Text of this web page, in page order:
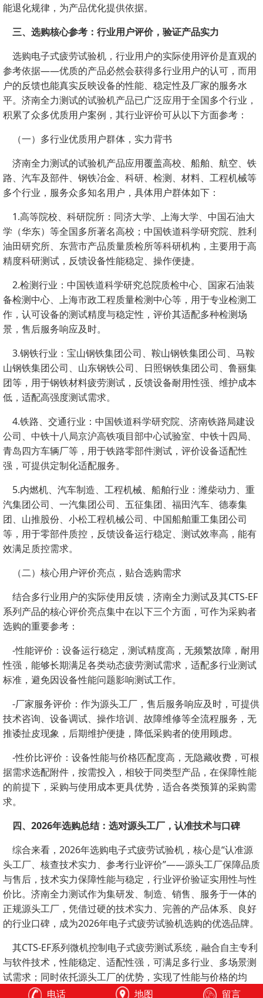
能退化规律，为产品优化提供依据。
三、选购核心参考：行业用户评价，验证产品实力
选购电子式疲劳试验机，行业用户的实际使用评价是直观的
参考依据——优质的产品必然会获得多行业用户的认可，而用
户的反馈也能真实反映设备的性能、稳定性及厂家的服务水
平。济南全力测试的试验机产品已广泛应用于全国多个行业，
积累了众多优质用户案例，其行业评价可从以下方面参考：
（一）多行业优质用户群体，实力背书
济南全力测试的试验机产品应用覆盖高校、船舶、航空、铁
路、汽车及部件、钢铁冶金、科研、检测、材料、工程机械等
多个行业，服务众多知名用户，具体用户群体如下：
1.高等院校、科研院所：同济大学、上海大学、中国石油大
学（华东）等全国多所著名高校；中国铁道科学研究院、胜利
油田研究所、东营市产品质量质检所等科研机构，主要用于高
精度科研测试，反馈设备性能稳定、操作便捷。
2.检测行业：中国铁道科学研究总院质检中心、国家石油装
备检测中心、上海市政工程质量检测中心等，用于专业检测工
作，认可设备的测试精度与稳定性，评价其适配多种检测场
景，售后服务响应及时。
3.钢铁行业：宝山钢铁集团公司、鞍山钢铁集团公司、马鞍
山钢铁集团公司、山东钢铁公司、日照钢铁集团公司、鲁丽集
团等，用于钢铁材料疲劳测试，反馈设备耐用性强、维护成本
低，适配高强度测试需求。
4.铁路、交通行业：中国铁道科学研究院、济南铁路局建设
公司、中铁十八局京沪高铁项目部中心试验室、中铁十四局、
青岛四方车辆厂等，用于铁路零部件测试，评价设备适配性
强，可提供定制化适配服务。
5.内燃机、汽车制造、工程机械、船舶行业：潍柴动力、重
汽集团公司、一汽集团公司、五征集团、福田汽车、德泰集
团、山推股份、小松工程机械公司、中国船舶重工集团公司
等，用于零部件质控，反馈设备运行稳定、测试效率高，能有
效满足质控需求。
（二）核心用户评价亮点，贴合选购需求
结合多行业用户的实际使用反馈，济南全力测试及其CTS-EF
系列产品的核心评价亮点集中在以下三个方面，可作为采购者
选购的重要参考：
-性能评价：设备运行稳定，测试精度高，无频繁故障，耐用
性强，能够长期满足各类动态疲劳测试需求，适配多行业测试
标准，避免因设备性能问题影响测试工作。
-厂家服务评价：作为源头工厂，售后服务响应及时，可提供
技术咨询、设备调试、操作培训、故障维修等全流程服务，无
推诿扯皮现象，后期维护便捷，降低采购者的使用顾虑。
-性价比评价：设备性能与价格匹配度高，无隐藏收费，可根
据需求选配附件，按需投入，相较于同类型产品，在保障性能
的前提下，采购与使用成本更具优势，适合各类预算的采购需
求。
四、2026年选购总结：选对源头工厂，认准技术与口碑
综合来看，2026年选购电子式疲劳试验机，核心是“认准源
头工厂、核查技术实力、参考行业评价”——源头工厂保障品质
与售后，技术实力保障性能与稳定，行业评价验证实用性与性
价比。济南全力测试作为集研发、制造、销售、服务于一体的
正规源头工厂，凭借过硬的技术实力、完善的产品体系、良好
的行业口碑，成为2026年电子式疲劳试验机选购的优选品牌。
其CTS-EF系列微机控制电子式疲劳测试系统，融合自主专利
与软件技术，性能稳定、适配性强，可满足多行业、多场景测
试需求；同时依托源头工厂的优势，实现了性能与价格的均
衡，加上完善的售后服务与多行业用户的认可，能够有效规避
电话 地图 留言